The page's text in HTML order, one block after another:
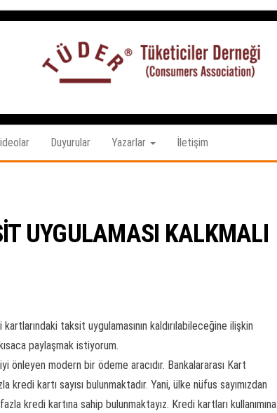
Tüketiciler
Derneği
tuketicilerdernegi.org.tr
Duyurular Yazarlar İletişim
UYGULAMASI KALKMALI
taksit uygulamasının kaldırılabileceğine ilişkin
paylaşmak istiyorum.
önleyen modern bir ödeme aracıdır. Bankalararası Kart
kartı sayısı bulunmaktadır. Yani, ülke nüfus sayımızdan
kredi kartına sahip bulunmaktayız. Kredi kartları kullanımına